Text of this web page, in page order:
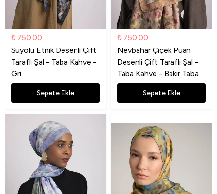
₺ 750.00
Suyolu Etnik Desenli Çift
Taraflı Şal - Taba Kahve -
Gri
Sepete Ekle
₺ 750.00
Nevbahar Çiçek Puan
Desenli Çift Taraflı Şal -
Taba Kahve - Bakır Taba
Sepete Ekle